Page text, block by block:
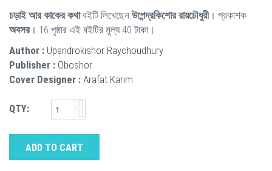
চড়াই আর কাকের কথাবইটি লিখেছেন উপেন্দ্রকিশোর রায়চৌধুরী। প্রকাশক
অবসর। 16 পৃষ্ঠার এই বইটির মূল্য 40 টাকা।
Author : Upendrokishor Raychoudhury
Publisher : Oboshor
Cover Designer : Arafat Karim
QTY:
ADD TO CART